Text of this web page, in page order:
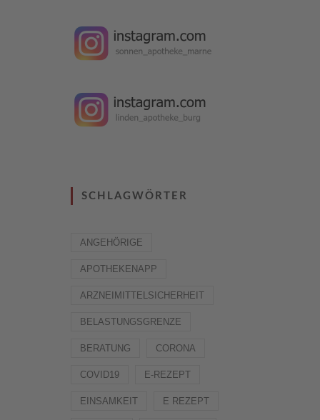
SCHLAGWÖRTER
ANGEHÖRIGE
APOTHEKENAPP
ARZNEIMITTELSICHERHEIT
BELASTUNGSGRENZE
BERATUNG CORONA
COVID19 E-REZEPT
EINSAMKEIT E REZEPT